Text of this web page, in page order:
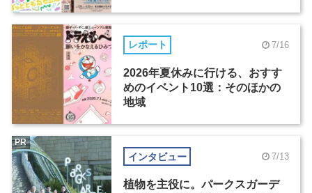
レポート 7/16
2026年夏休みに行ける、おすす
めのイベント10選：そのほかの
地域
インタビュー 7/13
植物を主役に。パークスガーデ
PR